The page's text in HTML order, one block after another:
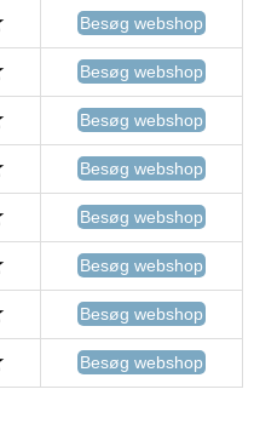
Besøg webshop
Besøg webshop
Besøg webshop
Besøg webshop
Besøg webshop
Besøg webshop
Besøg webshop
Besøg webshop